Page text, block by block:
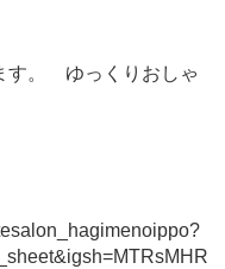
す。 ゆっくりおしゃ